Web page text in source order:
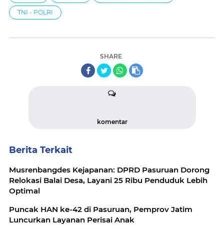
TNI - POLRI
SHARE
komentar
Berita Terkait
Musrenbangdes Kejapanan: DPRD Pasuruan Dorong
Relokasi Balai Desa, Layani 25 Ribu Penduduk Lebih
Optimal
Puncak HAN ke-42 di Pasuruan, Pemprov Jatim
Luncurkan Layanan Perisai Anak